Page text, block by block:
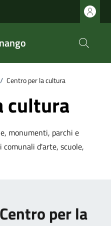
/ Centro per la cultura
cultura
monumenti, parchi e
d'arte, scuole,
per la